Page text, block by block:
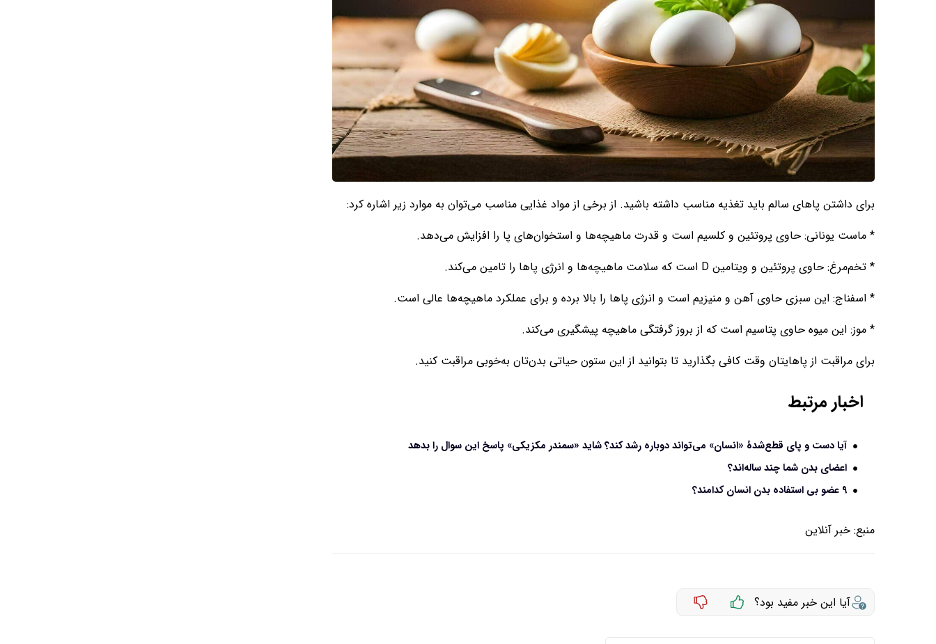
برای داشتن پاهای سالم باید تغذیه مناسب داشته باشید. از برخی از مواد غذایی مناسب می‌توان به موارد زیر اشاره کرد:
* ماست یونانی: حاوی پروتئین و کلسیم است و قدرت ماهیچه‌ها و استخوان‌های پا را افزایش می‌دهد.
* تخم‌مرغ: حاوی پروتئین و ویتامین D است که سلامت ماهیچه‌ها و انرژی پاها را تامین می‌کند.
* اسفناج: این سبزی حاوی آهن و منیزیم است و انرژی پاها را بالا برده و برای عملکرد ماهیچه‌ها عالی است.
* موز: این میوه حاوی پتاسیم است که از بروز گرفتگی ماهیچه پیشگیری می‌کند.
برای مراقبت از پاهایتان وقت کافی بگذارید تا بتوانید از این ستون حیاتی بدن‌تان به‌خوبی مراقبت کنید.
اخبار مرتبط
آیا دست و پای قطع‌شدۀ «انسان» می‌تواند دوباره رشد کند؟ شاید «سمندر مکزیکی» پاسخ این سوال را بدهد
اعضای بدن شما چند ساله‌اند؟
۹ عضو بی استفاده بدن انسان کدامند؟
منبع: خبر آنلاین
آیا این خبر مفید بود؟